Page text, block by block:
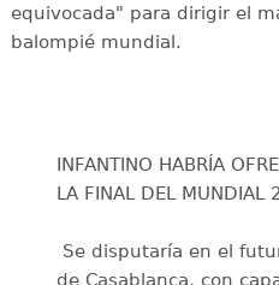
equivocada" para dirigir el
balompié mundial.
INFANTINO HABRÍA
LA FINAL DEL MUNDIAL
Se disputaría en el
de Casablanca, con